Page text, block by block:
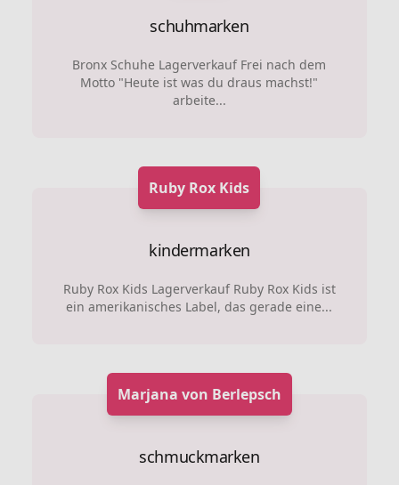
schuhmarken
Bronx Schuhe Lagerverkauf Frei nach dem
Motto "Heute ist was du draus machst!"
arbeite...
Ruby Rox Kids
kindermarken
Ruby Rox Kids Lagerverkauf Ruby Rox Kids ist
ein amerikanisches Label, das gerade eine...
Marjana von Berlepsch
schmuckmarken